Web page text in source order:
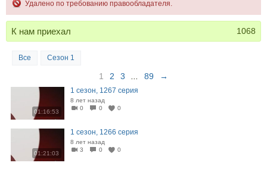
Удалено по требованию правообладателя.
К нам приехал 1068
Все Сезон 1
1 2 3 89 →
01:16:53
1 сезон, 1267 серия
8 лет назад
0
0 0
01:21:03
1 сезон, 1266 серия
8 лет назад
3
0 0